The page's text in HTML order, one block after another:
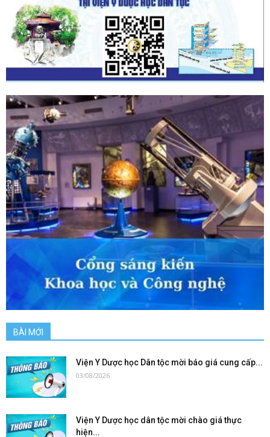
BÀI MỚI
Viện Y Dược học Dân tộc mời báo giá cung cấp...
03/08/2026
Viện Y Dược học dân tộc mời chào giá thực
hiện...